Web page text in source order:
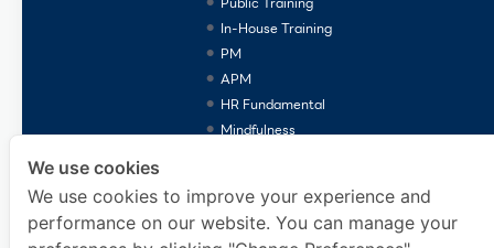
In-House Training
PM
APM
HR Fundamental
Mindfulness
We use cookies
We use cookies to improve your experience and
performance on our website. You can manage your